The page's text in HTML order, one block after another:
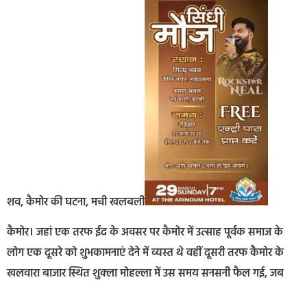
शव, कैमोर की घटना, मची खलबली
कैमोर। जहां एक तरफ ईद के अवसर पर कैमोर में उत्साह पूर्वक समाज के
लोग एक दूसरे को शुभकामनाएं देने में व्यस्त थे वहीं दूसरी तरफ कैमोर के
खलवारा बाजार स्थित शुक्ला मोहल्ला में उस समय सनसनी फैल गई, जब